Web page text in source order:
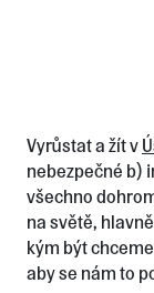
Vyrůstat a žít v
nebezpečné b)
všechno
na světě,
kým být
aby se nám to